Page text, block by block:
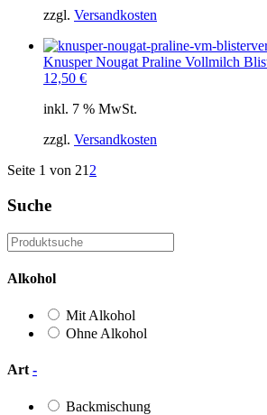
zzgl. Versandkosten
Knusper Nougat Praline Vollmilch
12,50 €
inkl. 7 % MwSt.
zzgl. Versandkosten
Seite 1 von 212
Suche
Alkohol
Mit Alkohol
Ohne Alkohol
Art -
Backmischung